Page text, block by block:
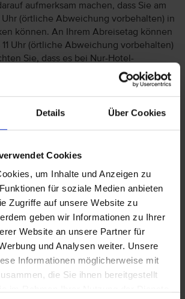
Details Über Cookies
Cookies
um Inhalte und Anzeigen zu
für soziale Medien anbieten
Zugriffe auf unsere Website zu
geben wir Informationen zu Ihrer
Website an unsere Partner für
und Analysen weiter. Unsere
Informationen möglicherweise mit
die Sie ihnen bereitgestellt
aufmerksam machen, dass Sie am
Uhr (örtliche Abweichung vorbehalten) in
können. An Ihrem Abreisetag können
Uhr (örtliche Abweichung vorbehalten)
Sie, dass es bei Nur-Hotel-
kann, dass der Hotelier einen
aus einem EU-Land oder der Schweiz
Nachweis nicht gelingen, kann
der Hotelier
für Ihre Buchung relevant ist! Es ist
ausweisen oder es entscheidende
beschriebenen Leistungen gibt. Aug.
Hinweise
Städtereise ist kein Transfer inklusive!
2012 wird für Reisende ab 16